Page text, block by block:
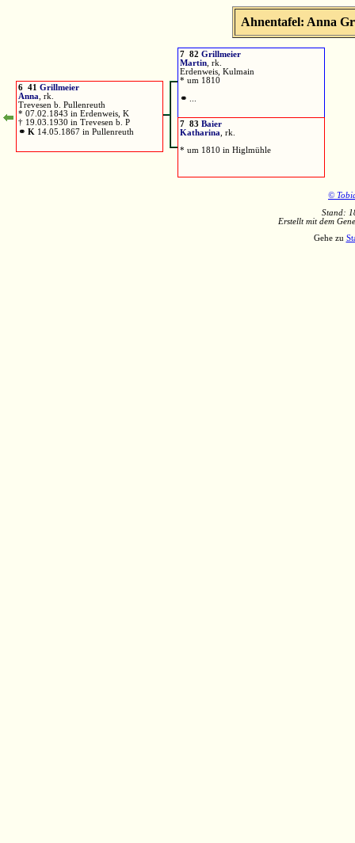
Ahnentafel: Anna
6 41 Grillmeier
Anna , rk.
Trevesen b. Pullenreuth
* 07.02.1843 in Erdenweis, K
† 19.03.1930 in Trevesen b. P
⚭ K 14.05.1867 in Pullenreuth
7 82 Grillmeier
Martin , rk.
Erdenweis, Kulmain
* um 1810
⚭
7 83 Baier
Katharina , rk.
* um 1810 in Higlmühle
©
Stand:
Erstellt mit dem
Gehe zu